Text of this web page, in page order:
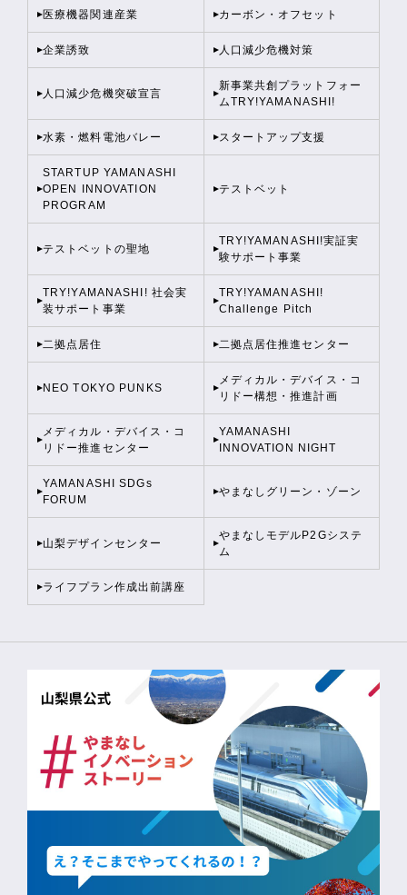
医療機器関連産業 カーボン・オフセット
企業誘致 人口減少危機対策
人口減少危機突破宣言
新事業共創プラットフォー
ムTRY!YAMANASHI!
水素・燃料電池バレー スタートアップ支援
STARTUP YAMANASHI
OPEN INNOVATION
PROGRAM
テストベット
テストベットの聖地
TRY!YAMANASHI!実証実
験サポート事業
TRY!YAMANASHI! 社会実
装サポート事業
TRY!YAMANASHI!
Challenge Pitch
二拠点居住 二拠点居住推進センター
NEO TOKYO PUNKS
メディカル・デバイス・コ
リドー構想・推進計画
メディカル・デバイス・コ
リドー推進センター
YAMANASHI
INNOVATION NIGHT
YAMANASHI SDGs
FORUM
やまなしグリーン・ゾーン
山梨デザインセンター
やまなしモデルP2Gシステ
ム
ライフプラン作成出前講座